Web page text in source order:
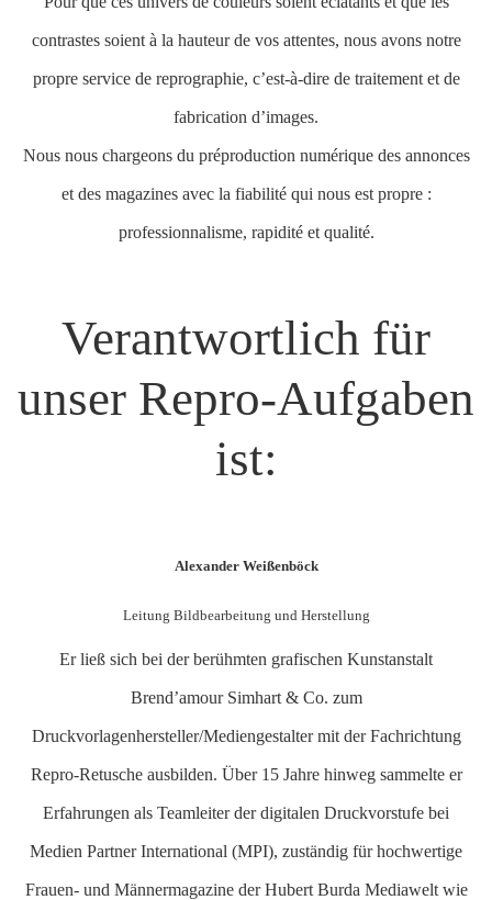
contrastes soient à la hauteur de vos attentes, nous avons notre
propre service de reprographie, c’est-à-dire de traitement et de
fabrication d’images.
Nous nous chargeons du préproduction numérique des annonces
et des magazines avec la fiabilité qui nous est propre :
professionnalisme, rapidité et qualité.
Verantwortlich für
unser Repro-Aufgaben
ist:
Alexander Weißenböck
Leitung Bildbearbeitung und Herstellung
Er ließ sich bei der berühmten grafischen Kunstanstalt
Brend’amour Simhart & Co. zum
Druckvorlagenhersteller/Mediengestalter mit der Fachrichtung
Repro-Retusche ausbilden. Über 15 Jahre hinweg sammelte er
Erfahrungen als Teamleiter der digitalen Druckvorstufe bei
Medien Partner International (MPI), zuständig für hochwertige
Frauen- und Männermagazine der Hubert Burda Mediawelt wie